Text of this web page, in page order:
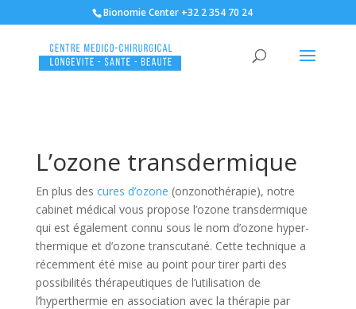
Bionomie Center +32 2 354 70 24
L’ozone transdermique
En plus des cures d’ozone (onzonothérapie), notre
cabinet médical vous propose l’ozone transdermique
qui est également connu sous le nom d’ozone hyper-
thermique et d’ozone transcutané. Cette technique a
récemment été mise au point pour tirer parti des
possibilités thérapeutiques de l’utilisation de
l’hyperthermie en association avec la thérapie par